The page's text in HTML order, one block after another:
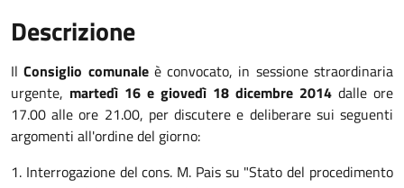
Descrizione
IlConsiglio comunaleè convocato, in sessione straordinaria
urgente, martedì 16 e giovedì 18 dicembre 2014 dalle ore
17.00 alle ore 21.00, per discutere e deliberare sui seguenti
argomenti all'ordine del giorno:
1. Interrogazione del cons. M. Pais su "Stato del procedimento